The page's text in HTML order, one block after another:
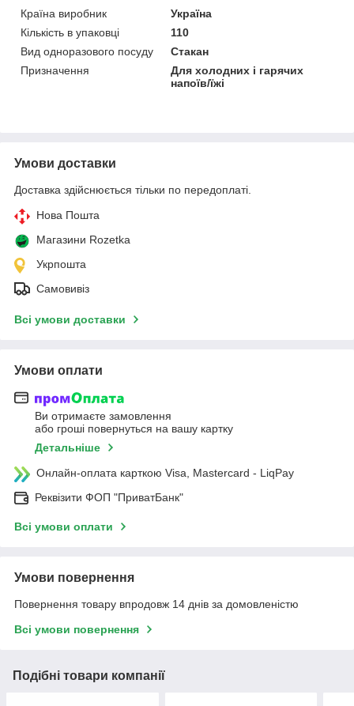
Країна виробник
Україна
Кількість в упаковці
110
Вид одноразового посуду
Стакан
Призначення
Для холодних і гарячих
напоїв/їжі
Умови доставки
Доставка здійснюється тільки по передоплаті.
Нова Пошта
Магазини Rozetka
Укрпошта
Самовивіз
Всі умови доставки
Умови оплати
Ви отримаєте замовлення
або гроші повернуться на вашу картку
Детальніше
Онлайн-оплата карткою Visa, Mastercard - LiqPay
Реквізити ФОП "ПриватБанк"
Всі умови оплати
Умови повернення
Повернення товару впродовж 14 днів за домовленістю
Всі умови повернення
Подібні товари компанії